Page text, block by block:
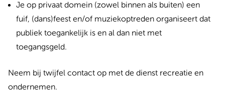
Je op privaat domein (zowel binnen als buiten) een
fuif, (dans)feest en/of muziekoptreden organiseert dat
publiek toegankelijk is en al dan niet met
toegangsgeld.
Neem bij twijfel contact op met de dienst recreatie en
ondernemen.